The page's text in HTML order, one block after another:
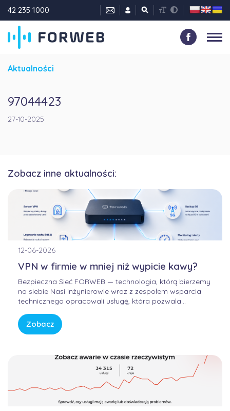
42 235 1000
Aktualności
97044423
27-10-2025
Zobacz inne aktualności:
12-06-2026
VPN w firmie w mniej niż wypicie kawy?
Bezpieczna Sieć FORWEB — technologia, którą bierzemy
na siebie Nasi inżynierowie wraz z zespołem wsparcia
technicznego opracowali usługę, która pozwala
przewidywalny. Bez samodzielnego konfigurowania
skomplikowanych urządzeń, bez studiowania
Zobacz